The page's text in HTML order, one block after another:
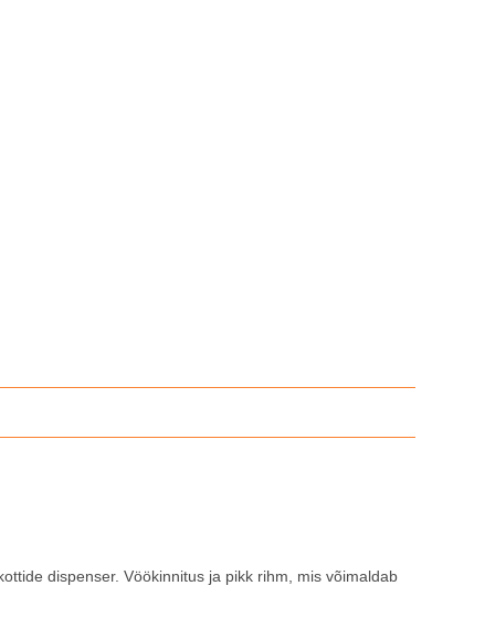
dispenser. Vöökinnitus ja pikk rihm, mis võimaldab